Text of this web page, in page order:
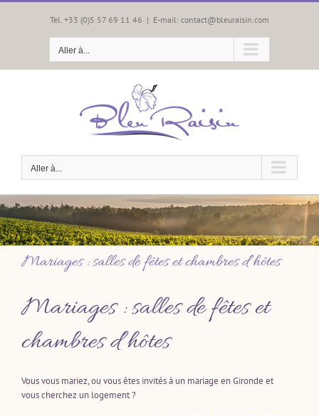
Passer
Tel. +33 (0)5 57 69 11 46 | E-mail: contact@bleuraisin.com
Aller à...
Aller à...
Mariages : salles de fêtes et chambres d’hôtes
Mariages : salles de fêtes et
chambres d’hôtes
Vous vous mariez, ou vous êtes invités à un mariage en Gironde et
vous cherchez un logement ?